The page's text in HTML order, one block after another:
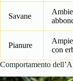
Savane
Pianure
con
Comportamento